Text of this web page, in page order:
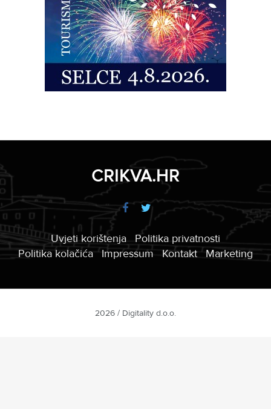
CRIKVA.HR
Uvjeti korištenja
Politika privatnosti
Politika kolačića
Impressum Kontakt Marketing
2026 / Digitality d.o.o.